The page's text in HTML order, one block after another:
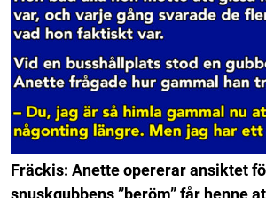
Fräckis: Anette opererar ansiktet
snuskgubbens ”beröm” får henne